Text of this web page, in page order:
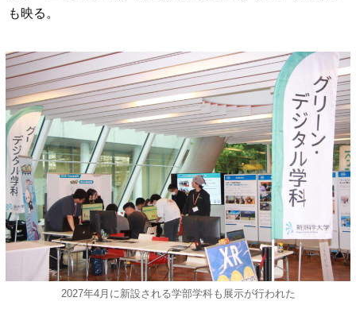
も映る。
2027年4月に新設される学部学科も展示が行われた